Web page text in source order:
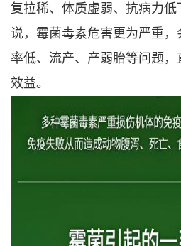
复拉稀、体质虚弱、抗病力
说，霉菌毒素危害更为严重
率低、流产、产弱胎等问题
效益。